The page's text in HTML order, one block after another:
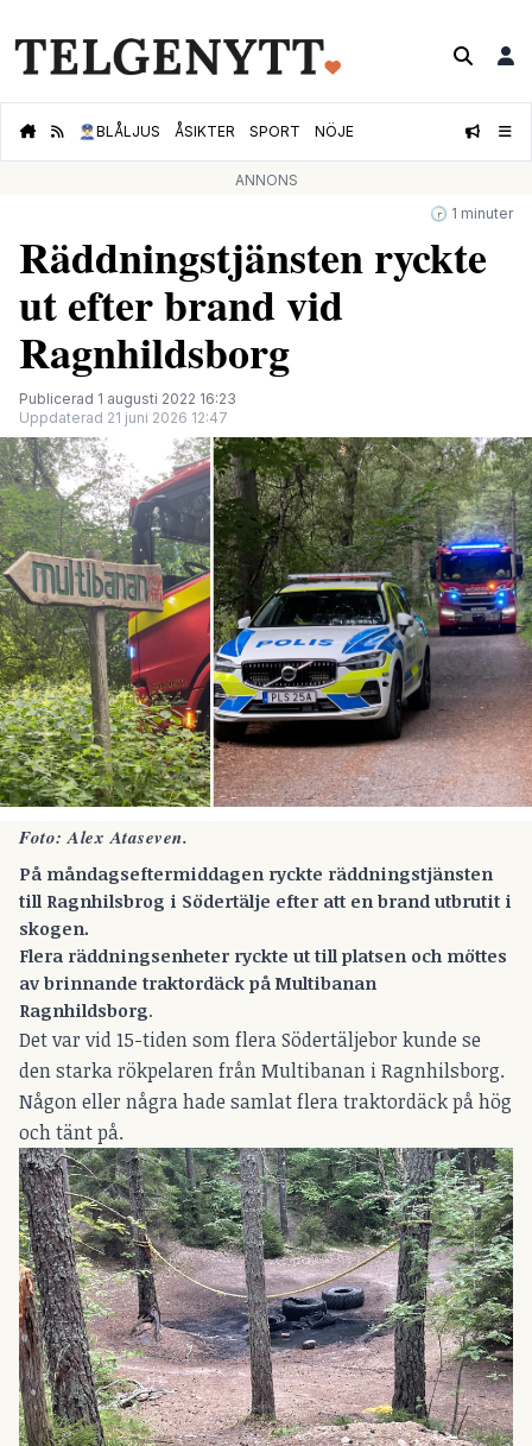
👮🏻‍♂️BLÅLJUS ÅSIKTER SPORT NÖJE
ANNONS
🕝 1 minuter
Räddningstjänsten ryckte
ut efter brand vid
Ragnhildsborg
Publicerad 1 augusti 2022 16:23
Uppdaterad 21 juni 2026 12:47
Foto: Alex Ataseven.
På måndagseftermiddagen ryckte räddningstjänsten
till Ragnhilsbrog i Södertälje efter att en brand utbrutit i
skogen.
Flera räddningsenheter ryckte ut till platsen och möttes
av brinnande traktordäck på Multibanan
Ragnhildsborg.
Det var vid 15-tiden som flera Södertäljebor kunde se
den starka rökpelaren från Multibanan i Ragnhilsborg.
Någon eller några hade samlat flera traktordäck på hög
och tänt på.